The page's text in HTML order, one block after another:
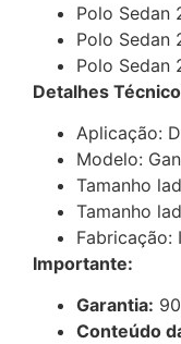
Polo Sedan
Polo Sedan
Polo Sedan
Detalhes
Aplicação:
Modelo:
Tamanho
Tamanho
Fabricação:
Importante:
Garantia:
Conteúdo